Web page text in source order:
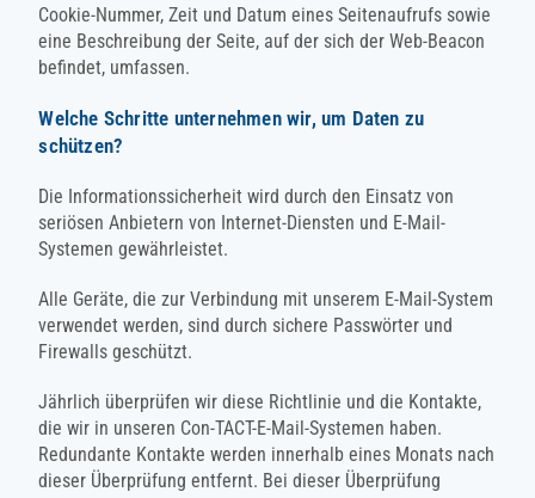
Cookie-Nummer, Zeit und Datum eines Seitenaufrufs sowie
eine Beschreibung der Seite, auf der sich der Web-Beacon
befindet, umfassen.
Welche Schritte unternehmen wir, um Daten zu
schützen?
Die Informationssicherheit wird durch den Einsatz von
seriösen Anbietern von Internet-Diensten und E-Mail-
Systemen gewährleistet.
Alle Geräte, die zur Verbindung mit unserem E-Mail-System
verwendet werden, sind durch sichere Passwörter und
Firewalls geschützt.
Jährlich überprüfen wir diese Richtlinie und die Kontakte,
die wir in unseren Con-TACT-E-Mail-Systemen haben.
Redundante Kontakte werden innerhalb eines Monats nach
dieser Überprüfung entfernt. Bei dieser Überprüfung